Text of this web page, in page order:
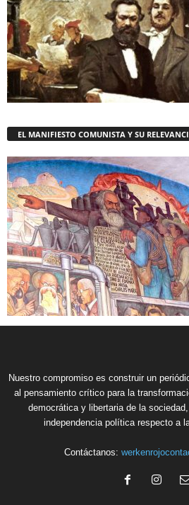
EL MANIFIESTO COMUNISTA Y SU
Nuestro compromiso es construir un
al pensamiento crítico para la
democrática y libertaria de la
independencia política respecto a
Contáctanos: